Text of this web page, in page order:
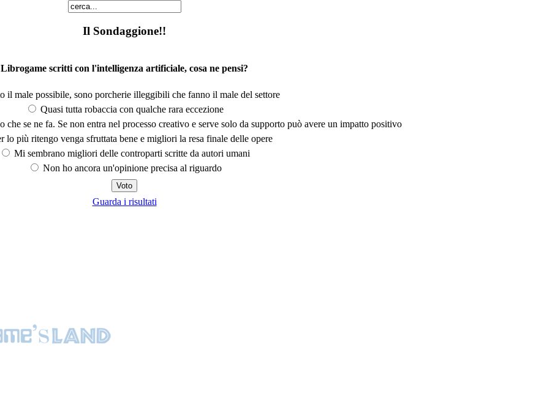
Il Sondaggione!!
Librogame scritti con l'intelligenza artificiale, cosa ne pensi?
il male possibile, sono porcherie illeggibili che fanno il male del settore
Quasi tutta robaccia con qualche rara eccezione
se ne fa. Se non entra nel processo creativo e serve solo da supporto può avere un impatto positivo
lo più ritengo venga sfruttata bene e migliori la resa finale delle opere
Mi sembrano migliori delle controparti scritte da autori umani
Non ho ancora un'opinione precisa al riguardo
Guarda i risultati